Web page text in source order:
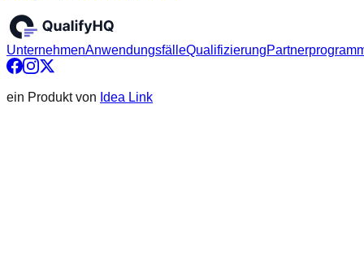
UnternehmenAnwendungsfälleQualifizierung
ein Produkt von Idea Link